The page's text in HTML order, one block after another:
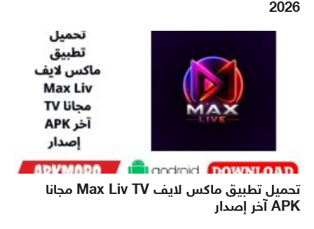
2026
تحميل تطبيق ماكس لايف Max Liv TV مجانا
APK آخر إصدار